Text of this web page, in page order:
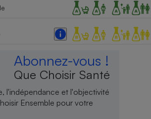
Abonnez-vous !
Que Choisir Santé
l'indépendance et l'objectivité
Ensemble pour votre